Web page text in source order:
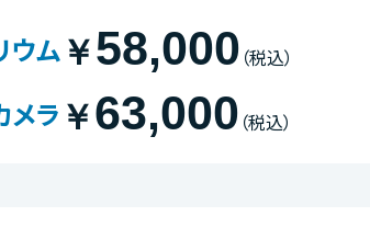
ウム￥58,000 （税込）
メラ ￥63,000 （税込）